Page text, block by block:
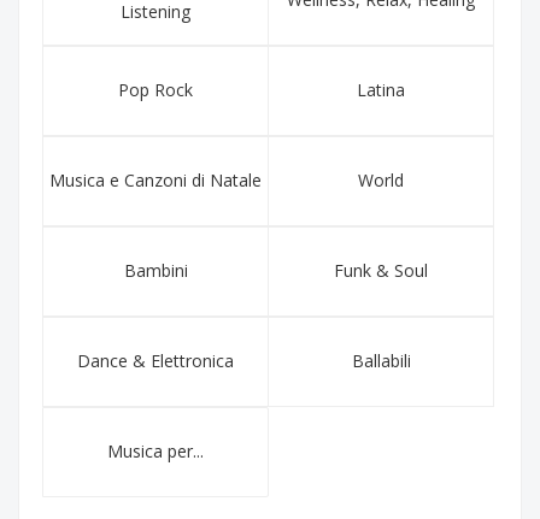
Listening
Pop Rock Latina
Musica e Canzoni di Natale World
Bambini Funk & Soul
Dance & Elettronica Ballabili
Musica per...